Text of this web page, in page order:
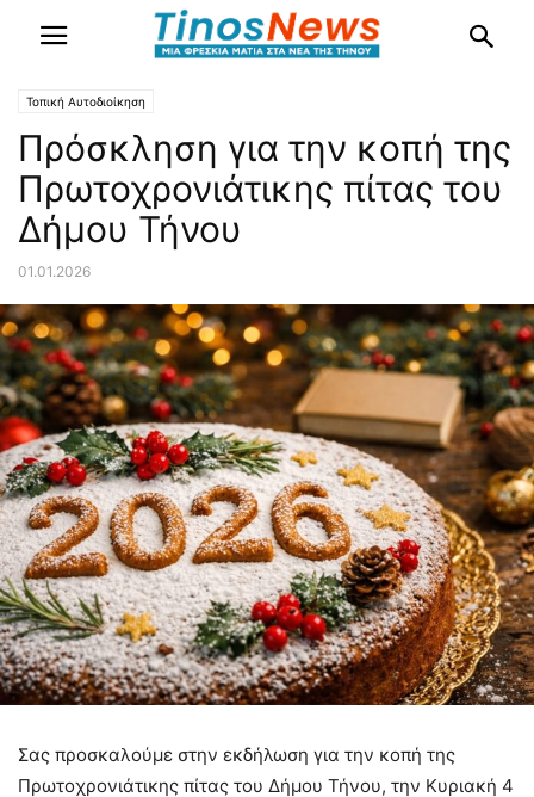
Τοπική Αυτοδιοίκηση
Πρόσκληση για την κοπή της
Πρωτοχρονιάτικης πίτας του
Δήμου Τήνου
01.01.2026
Σας προσκαλούμε στην εκδήλωση για την κοπή της
Πρωτοχρονιάτικης πίτας του Δήμου Τήνου, την Κυριακή 4